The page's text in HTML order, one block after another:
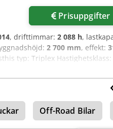
Prisuppgifter
, drifttimmar: 2 088 h,
2 700 mm, effekt:
typ: Triplex Hastighetsklass:
skick: 80–100 %
Usa 3:e ventil, värme, STVZO,
Off-Road Bilar